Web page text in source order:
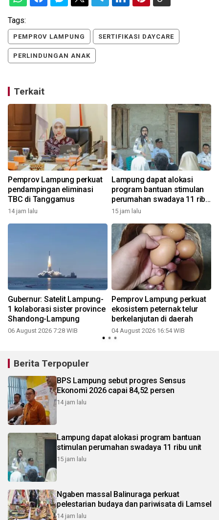
Tags:
PEMPROV LAMPUNG SERTIFIKASI DAYCARE
PERLINDUNGAN ANAK
Terkait
Pemprov Lampung perkuat
pendampingan eliminasi
TBC di Tanggamus
14 jam lalu
Lampung dapat alokasi
program bantuan stimulan
perumahan swadaya 11 ribu
unit
15 jam lalu
Gubernur: Satelit Lampung-
1 kolaborasi sister province
Shandong-Lampung
06 August 2026 7:28 WIB
Pemprov Lampung perkuat
ekosistem peternak telur
berkelanjutan di daerah
04 August 2026 16:54 WIB
Berita Terpopuler
BPS Lampung sebut progres Sensus
Ekonomi 2026 capai 84,52 persen
14 jam lalu
Lampung dapat alokasi program bantuan
stimulan perumahan swadaya 11 ribu unit
15 jam lalu
Ngaben massal Balinuraga perkuat
pelestarian budaya dan pariwisata di Lamsel
14 jam lalu